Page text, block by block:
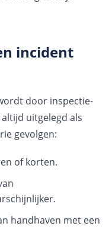
incident
door inspectie­
uitgelegd als
gevolgen:
of korten.
handhaven met een